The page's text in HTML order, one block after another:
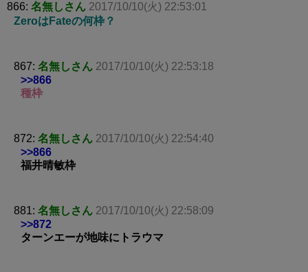
866: 名無しさん 2017/10/10(火) 22:53:01
ZeroはFateの何枠？
867: 名無しさん 2017/10/10(火) 22:53:18
>>866
種枠
872: 名無しさん 2017/10/10(火) 22:54:40
>>866
福井晴敏枠
881: 名無しさん 2017/10/10(火) 22:58:09
>>872
ターンエーが地味にトラウマ